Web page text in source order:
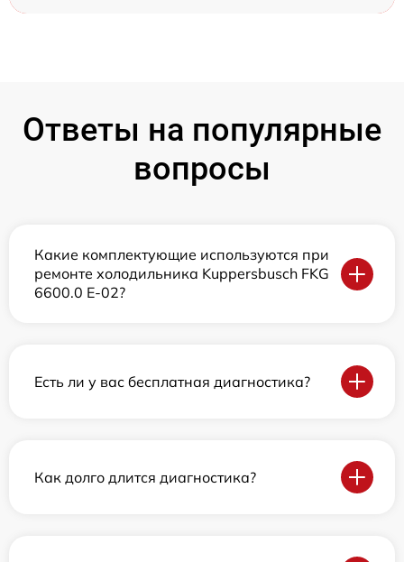
Ответы на популярные
вопросы
Какие комплектующие используются при
ремонте холодильника Kuppersbusch FKG
6600.0 E-02?
Есть ли у вас бесплатная диагностика?
Как долго длится диагностика?